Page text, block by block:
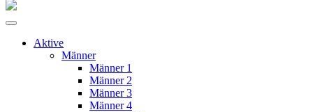
Aktive
Männer
Männer 1
Männer 2
Männer 3
Männer 4